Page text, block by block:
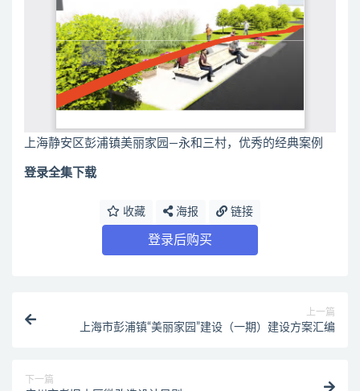
上海静安区彭浦镇美丽家园—永和三村，优秀的经典案例
登录全集下载
收藏 海报 链接
登录后购买
上一篇
上海市彭浦镇“美丽家园”建设（一期）建设方案汇编
下一篇